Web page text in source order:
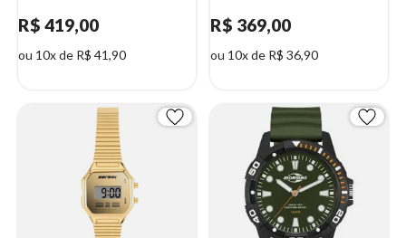
R$ 419,00
ou 10x de R$ 41,90
R$ 369,00
ou 10x de R$ 36,90